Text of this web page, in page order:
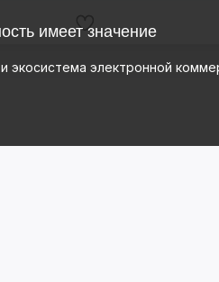
имеет значение
экосистема электронной